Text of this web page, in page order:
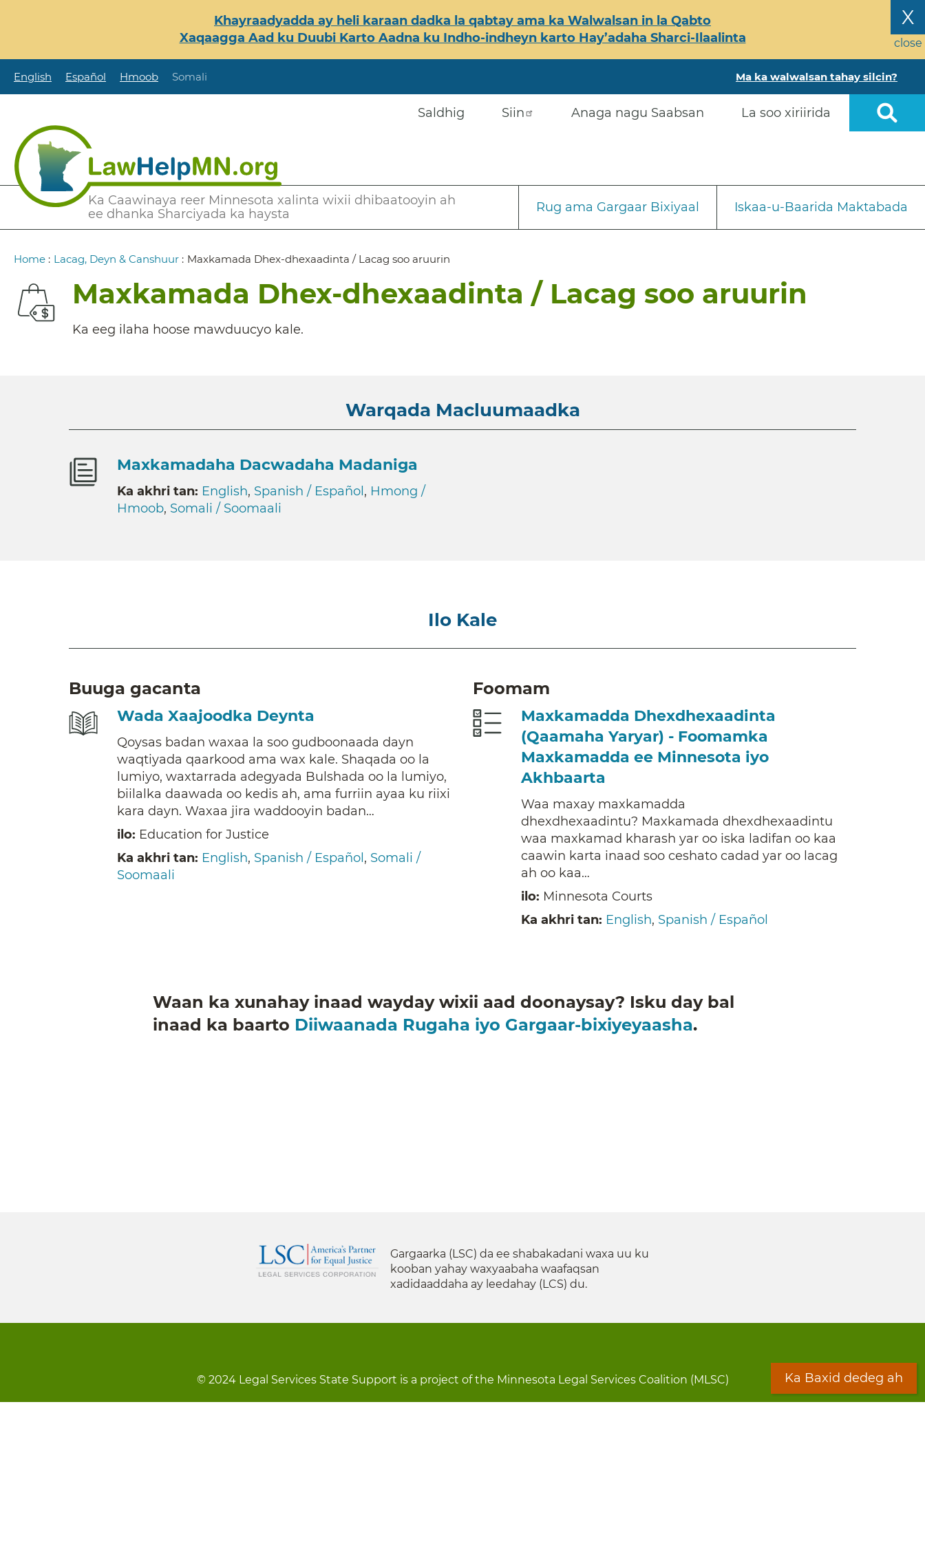
content
X
close
Khayraadyadda ay heli karaan dadka la qabtay ama ka Walwalsan in la Qabto
Xaqaagga Aad ku Duubi Karto Aadna ku Indho-indheyn karto Hay’adaha Sharci-Ilaalinta
English Español Hmoob Somali Ma ka walwalsan tahay silcin?
Ka Caawinaya reer Minnesota xalinta wixii dhibaatooyin ah
ee dhanka Sharciyada ka haysta
Saldhig Siin Anaga nagu Saabsan La soo xiriirida
Secondary
Rug ama Gargaar Bixiyaal Iskaa-u-Baarida Maktabada
Breadcrumb
Home : Lacag, Deyn & Canshuur : Maxkamada Dhex-dhexaadinta / Lacag soo aruurin
Maxkamada Dhex-dhexaadinta / Lacag soo aruurin
Ka eeg ilaha hoose mawduucyo kale.
Warqada Macluumaadka
Maxkamadaha Dacwadaha Madaniga
Ka akhri tan: English, Spanish / Español , Hmong /
Hmoob, Somali / Soomaali
Ilo Kale
Buuga gacanta
Wada Xaajoodka Deynta
Qoysas badan waxaa la soo gudboonaada dayn
waqtiyada qaarkood ama wax kale. Shaqada oo la
lumiyo, waxtarrada adegyada Bulshada oo la lumiyo,
biilalka daawada oo kedis ah, ama furriin ayaa ku riixi
kara dayn. Waxaa jira waddooyin badan…
ilo: Education for Justice
Ka akhri tan: English, Spanish / Español , Somali /
Soomaali
Foomam
Maxkamadda Dhexdhexaadinta
(Qaamaha Yaryar) - Foomamka
Maxkamadda ee Minnesota iyo
Akhbaarta
Waa maxay maxkamadda
dhexdhexaadintu? Maxkamada dhexdhexaadintu
waa maxkamad kharash yar oo iska ladifan oo kaa
caawin karta inaad soo ceshato cadad yar oo lacag
ah oo kaa…
ilo: Minnesota Courts
Ka akhri tan: English, Spanish / Español
Waan ka xunahay inaad wayday wixii aad doonaysay? Isku day bal
inaad ka baarto Diiwaanada Rugaha iyo Gargaar-bixiyeyaasha.
Gargaarka (LSC) da ee shabakadani waxa uu ku
kooban yahay waxyaabaha waafaqsan
xadidaaddaha ay leedahay (LCS) du.
© 2024 Legal Services State Support is a project of the Minnesota Legal Services Coalition (MLSC) Ka Baxid dedeg ah